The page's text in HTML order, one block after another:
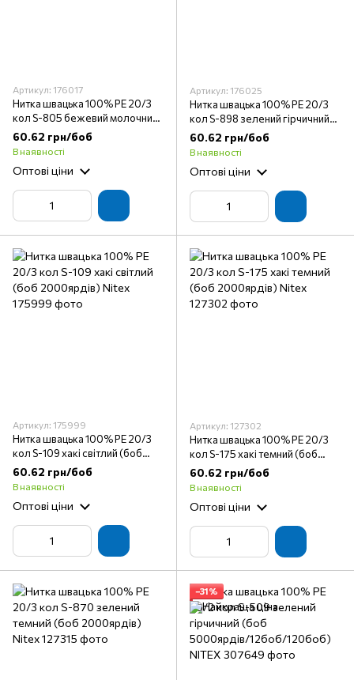
Артикул: 176017
Нитка швацька 100% PE 20/3
кол S-805 бежевий молочний
(боб 2000ярдів) Nitex
60.62 грн/боб
В наявності
Оптові ціни
Артикул: 176025
Нитка швацька 100% PE 20/3
кол S-898 зелений гірчичний
(боб 2000ярдів) Nitex
60.62 грн/боб
В наявності
Оптові ціни
Артикул: 175999
Нитка швацька 100% PE 20/3
кол S-109 хакі світлий (боб
2000ярдів) Nitex
60.62 грн/боб
В наявності
Оптові ціни
Артикул: 127302
Нитка швацька 100% PE 20/3
кол S-175 хакі темний (боб
2000ярдів) Nitex
60.62 грн/боб
В наявності
Оптові ціни
−31%